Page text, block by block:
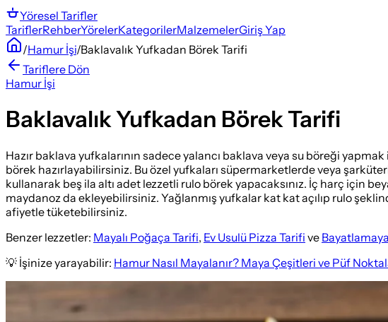
Yöresel Tarifler
TariflerRehberYörelerKategorilerMalzemelerGiriş Yap
/Hamur İşi/Baklavalık Yufkadan Börek Tarifi
Tariflere Dön
Hamur İşi
Baklavalık Yufkadan Börek Tarifi
Hazır baklava yufkalarının sadece yalancı baklava veya su böreği
börek hazırlayabilirsiniz. Bu özel yufkaları süpermarketlerde veya
kullanarak beş ila altı adet lezzetli rulo börek yapacaksınız. İç harç için
maydanoz da ekleyebilirsiniz. Yağlanmış yufkalar kat kat açılıp rulo
afiyetle tüketebilirsiniz.
Benzer lezzetler: Mayalı Poğaça Tarifi, Ev Usulü Pizza Tarifi ve
💡 İşinize yarayabilir: Hamur Nasıl Mayalanır? Maya Çeşitleri ve Püf